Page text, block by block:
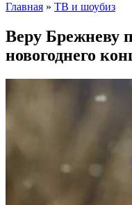
Главная » ТВ и шоубиз
Веру Брежневу
новогоднего